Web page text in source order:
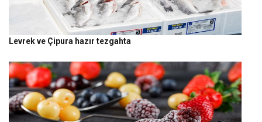
Levrek ve Çipura hazır tezgahta